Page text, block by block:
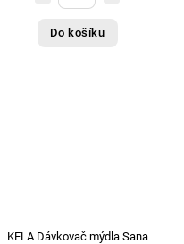
Do košíku
KELA Dávkovač mýdla Sana